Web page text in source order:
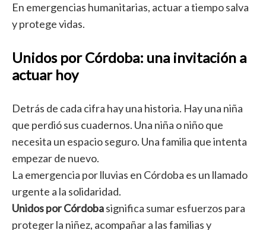
En emergencias humanitarias, actuar a tiempo salva
y protege vidas.
Unidos por Córdoba: una invitación a
actuar hoy
Detrás de cada cifra hay una historia. Hay una niña
que perdió sus cuadernos. Una niña o niño que
necesita un espacio seguro. Una familia que intenta
empezar de nuevo.
La emergencia por lluvias en Córdoba es un llamado
urgente a la solidaridad.
Unidos por Córdobasignifica sumar esfuerzos para
proteger la niñez, acompañar a las familias y